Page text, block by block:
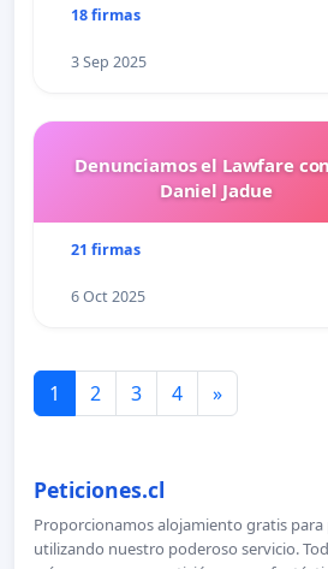
18 firmas
3 Sep 2025
Denunciamos el Lawfare
Daniel Jadue
21 firmas
6 Oct 2025
1 2 3 4 »
Peticiones.cl
Proporcionamos alojamiento gratis
utilizando nuestro poderoso servicio.